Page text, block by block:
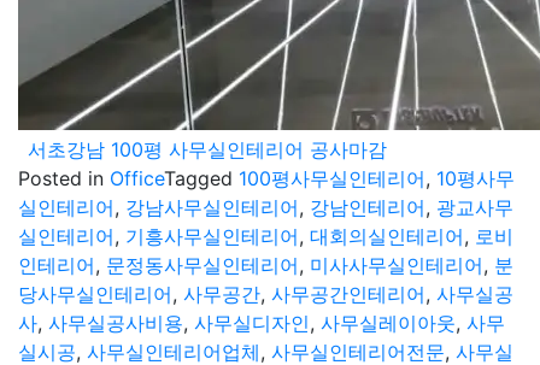
서초강남 100평 사무실인테리어 공사마감
Posted in OfficeTagged 100평사무실인테리어, 10평사무
실인테리어, 강남사무실인테리어, 강남인테리어, 광교사무
실인테리어, 기흥사무실인테리어, 대회의실인테리어, 로비
인테리어, 문정동사무실인테리어, 미사사무실인테리어, 분
당사무실인테리어, 사무공간, 사무공간인테리어, 사무실공
사, 사무실공사비용, 사무실디자인, 사무실레이아웃, 사무
실시공, 사무실인테리어업체, 사무실인테리어전문, 사무실